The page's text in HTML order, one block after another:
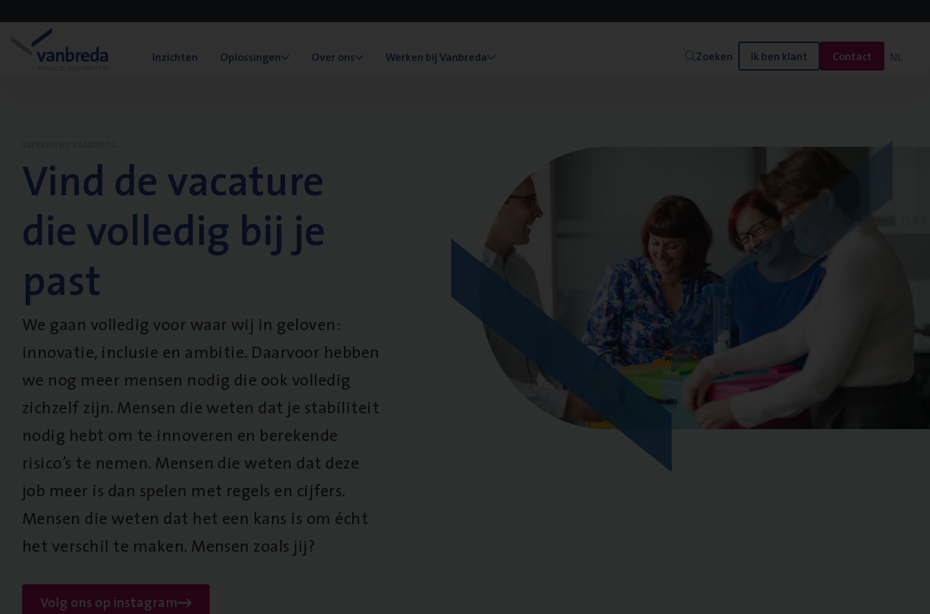
Inzichten Oplossingen Over ons Werken bij Vanbreda Zoeken Ik ben klant Contact NL
Vind de vacature
die volledig bij je
past
We gaan volledig voor waar wij in geloven:
innovatie, inclusie en ambitie. Daarvoor hebben
we nog meer mensen nodig die ook volledig
zichzelf zijn. Mensen die weten dat je stabiliteit
nodig hebt om te innoveren en berekende
risico’s te nemen. Mensen die weten dat deze
job meer is dan spelen met regels en cijfers.
Mensen die weten dat het een kans is om écht
het verschil te maken. Mensen zoals jij?
Volg ons op instagram